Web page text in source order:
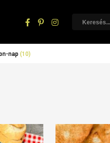
nap (10)